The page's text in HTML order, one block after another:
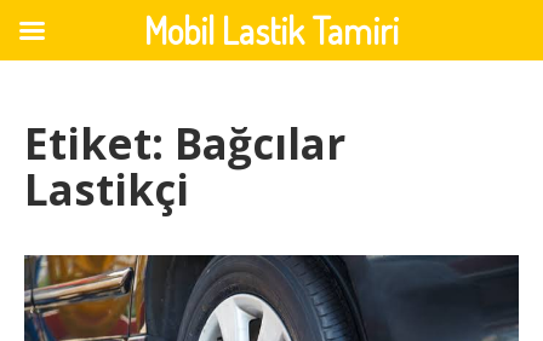
content
Etiket: Bağcılar
Lastikçi
Mobil Lastik Tamiri